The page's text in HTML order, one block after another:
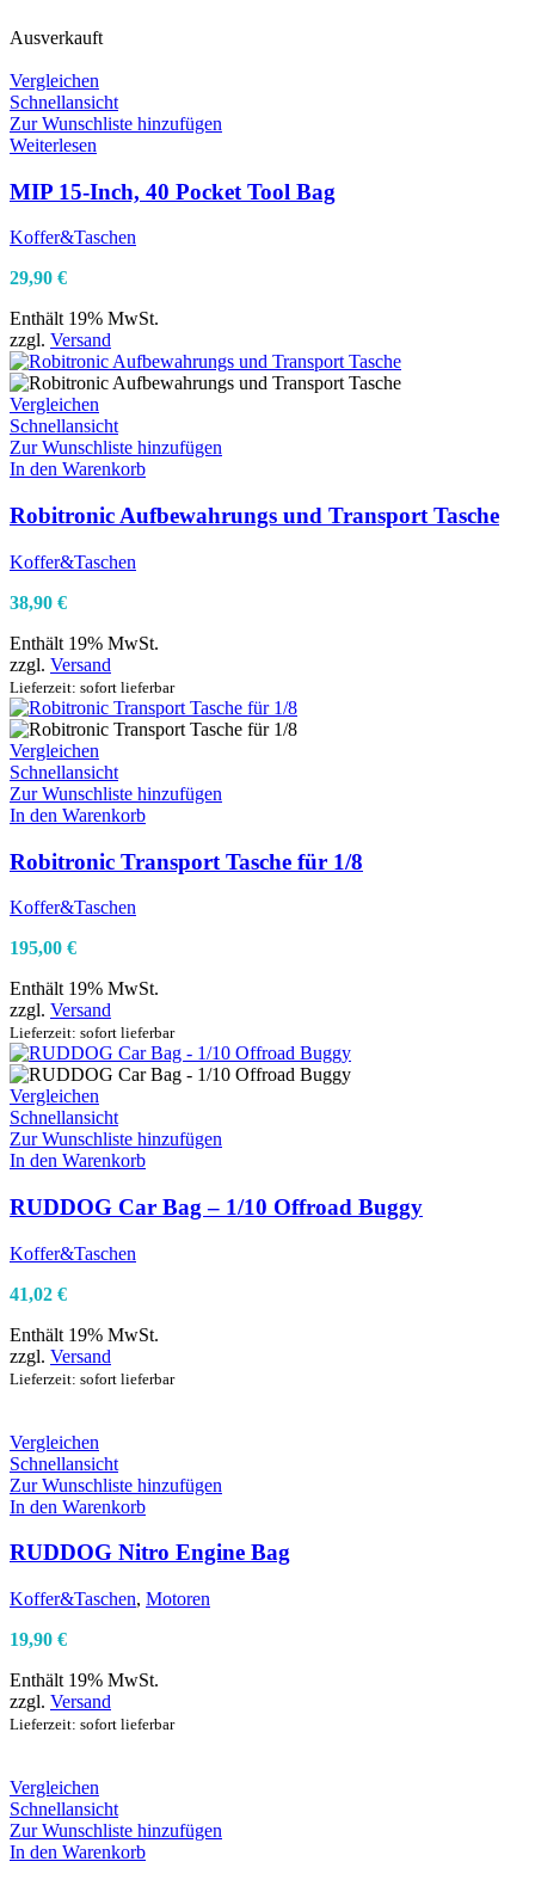
Ausverkauft
Vergleichen
Schnellansicht
Zur Wunschliste hinzufügen
Weiterlesen
MIP 15-Inch, 40 Pocket Tool Bag
Koffer&Taschen
29,90 €
Enthält 19% MwSt.
zzgl. Versand
Vergleichen
Schnellansicht
Zur Wunschliste hinzufügen
In den Warenkorb
Robitronic Aufbewahrungs und Transport Tasche
Koffer&Taschen
38,90 €
Enthält 19% MwSt.
zzgl. Versand
Lieferzeit: sofort lieferbar
Vergleichen
Schnellansicht
Zur Wunschliste hinzufügen
In den Warenkorb
Robitronic Transport Tasche für 1/8
Koffer&Taschen
195,00 €
Enthält 19% MwSt.
zzgl. Versand
Lieferzeit: sofort lieferbar
Vergleichen
Schnellansicht
Zur Wunschliste hinzufügen
In den Warenkorb
RUDDOG Car Bag – 1/10 Offroad Buggy
Koffer&Taschen
41,02 €
Enthält 19% MwSt.
zzgl. Versand
Lieferzeit: sofort lieferbar
Vergleichen
Schnellansicht
Zur Wunschliste hinzufügen
In den Warenkorb
RUDDOG Nitro Engine Bag
Koffer&Taschen, Motoren
19,90 €
Enthält 19% MwSt.
zzgl. Versand
Lieferzeit: sofort lieferbar
Vergleichen
Schnellansicht
Zur Wunschliste hinzufügen
In den Warenkorb